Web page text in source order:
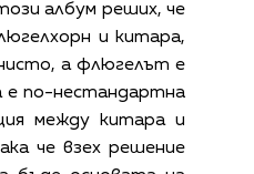
албум реших, че
и китара,
а флюгелът е
е по-нестандартна
между китара и
че взех решение